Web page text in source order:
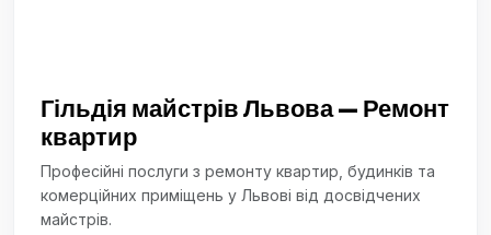
Гільдія майстрів Львова — Ремонт
квартир
Професійні послуги з ремонту квартир, будинків та
комерційних приміщень у Львові від досвідчених
майстрів.